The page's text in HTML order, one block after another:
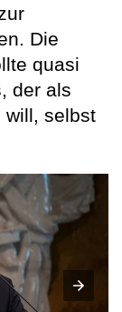
Die
quasi
der als
will, selbst